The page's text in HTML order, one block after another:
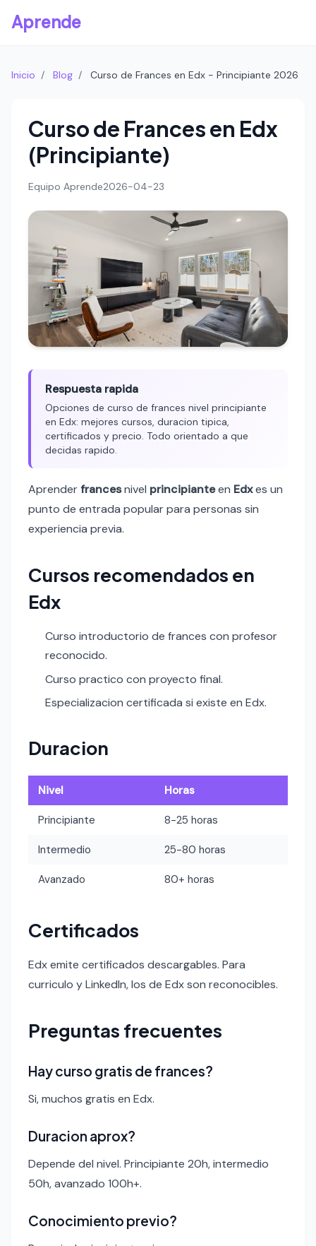
Aprende
Inicio / Blog / Curso de Frances en Edx - Principiante 2026
Curso de Frances en Edx
(Principiante)
Equipo Aprende2026-04-23
Respuesta rapida
Opciones de curso de frances nivel principiante
en Edx: mejores cursos, duracion tipica,
certificados y precio. Todo orientado a que
decidas rapido.
Aprenderfrancesnivel principianteen Edxes un
punto de entrada popular para personas sin
experiencia previa.
Cursos recomendados en
Edx
Curso introductorio de frances con profesor
reconocido.
Curso practico con proyecto final.
Especializacion certificada si existe en Edx.
Duracion
Nivel Horas
Principiante 8-25 horas
Intermedio 25-80 horas
Avanzado 80+ horas
Certificados
Edx emite certificados descargables. Para
curriculo y LinkedIn, los de Edx son reconocibles.
Preguntas frecuentes
Hay curso gratis de frances?
Si, muchos gratis en Edx.
Duracion aprox?
Depende del nivel. Principiante 20h, intermedio
50h, avanzado 100h+.
Conocimiento previo?